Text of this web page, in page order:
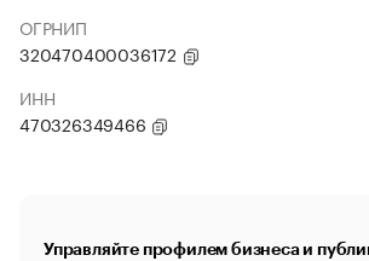
ОГРНИП
320470400036172
ИНН
470326349466
Управляйте профилем бизнеса и